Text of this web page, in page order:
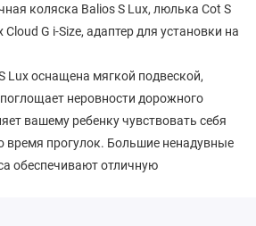
коляска Balios S Lux, люлька Cot S
Cloud G i-Size, адаптер для установки на
Lux оснащена мягкой подвеской,
неровности дорожного
вашему ребенку чувствовать себя
время прогулок. Большие ненадувные
обеспечивают отличную